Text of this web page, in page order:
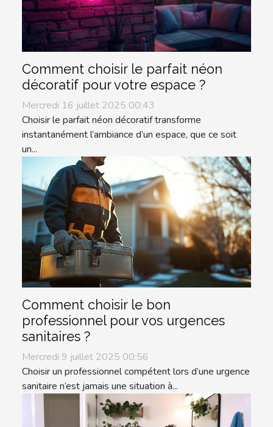
Comment choisir le parfait néon
décoratif pour votre espace ?
Mercredi 16 juillet 2025 00:43
Choisir le parfait néon décoratif transforme
instantanément l’ambiance d’un espace, que ce soit
un...
Comment choisir le bon
professionnel pour vos urgences
sanitaires ?
Mercredi 9 juillet 2025 00:56
Choisir un professionnel compétent lors d’une urgence
sanitaire n’est jamais une situation à...